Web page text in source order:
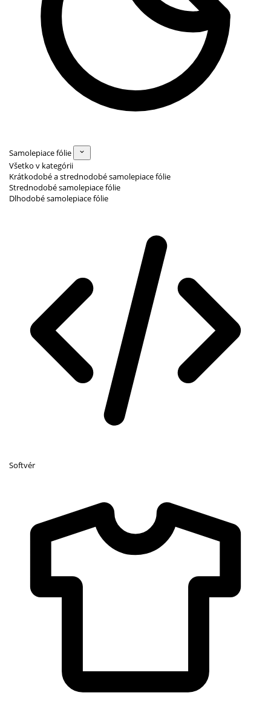
Samolepiace fólie
Všetko v kategórii
Krátkodobé a strednodobé samolepiace fólie
Strednodobé samolepiace fólie
Dlhodobé samolepiace fólie
Softvér